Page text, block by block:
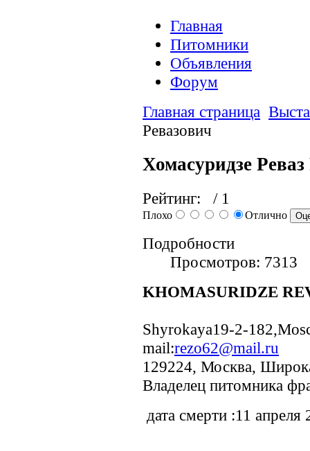
Главная
Питомники
Объявления
Форум
Главная страница
Ревазович
Хомасуридзе
Рейтинг: / 1
Плохо Отлично
Подробности
Просмотров: 7313
KHOMASURIDZE
Shyrokaya19-2-
mail:rezo62@mail.ru
129224, Москва,
Владелец питомника
дата смерти :11 апреля